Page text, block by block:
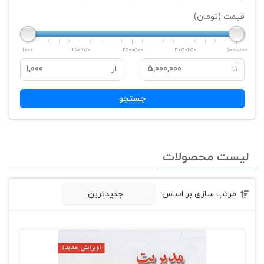
قیمت (تومان)
1000 1250750 2500500 3750250 5000000
تا 5,000,000 از 1,000
جستجو
لیست محصولات
مرتب سازی بر اساس: جدیدترین